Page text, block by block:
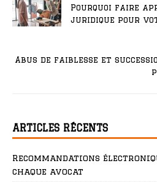
Pourquoi faire
juridique pour
Abus de faiblesse et
ARTICLES RÉCENTS
Recommandations
chaque avocat